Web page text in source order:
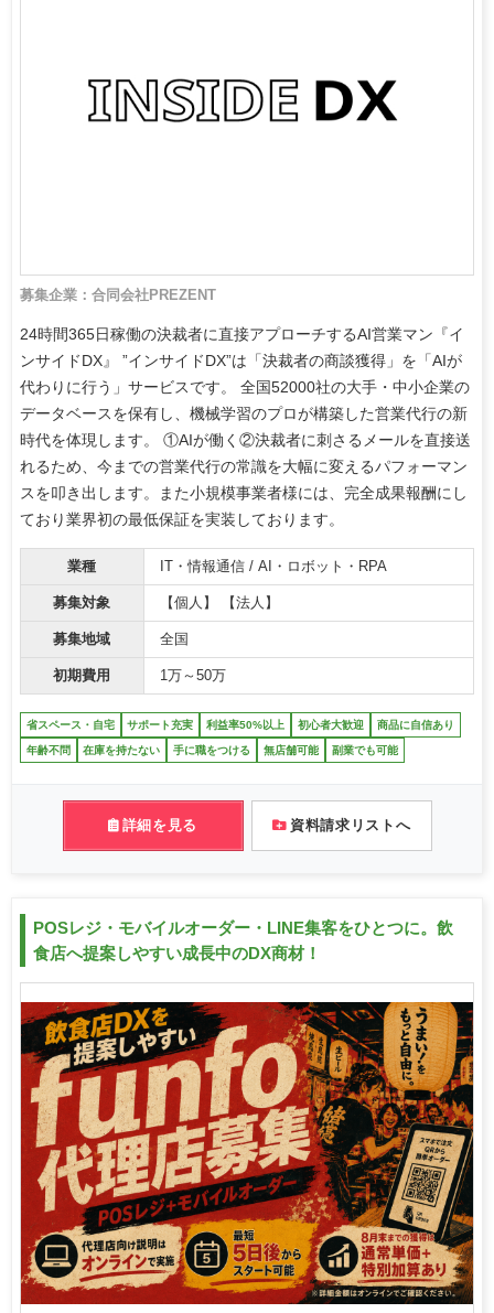
募集企業：合同会社PREZENT
24時間365日稼働の決裁者に直接アプローチするAI営業マン『イ
ンサイドDX』 ”インサイドDX”は「決裁者の商談獲得」を「AIが
代わりに行う」サービスです。 全国52000社の大手・中小企業の
データベースを保有し、機械学習のプロが構築した営業代行の新
時代を体現します。 ①AIが働く②決裁者に刺さるメールを直接送
れるため、今までの営業代行の常識を大幅に変えるパフォーマン
スを叩き出します。また小規模事業者様には、完全成果報酬にし
ており業界初の最低保証を実装しております。
業種 IT・情報通信 / AI・ロボット・RPA
募集対象 【個人】 【法人】
募集地域 全国
初期費用 1万～50万
省スペース・自宅 サポート充実 利益率50%以上 初心者大歓迎 商品に自信あり
年齢不問 在庫を持たない 手に職をつける 無店舗可能 副業でも可能
詳細を見る 資料請求リストへ
POSレジ・モバイルオーダー・LINE集客をひとつに。飲
食店へ提案しやすい成長中のDX商材！